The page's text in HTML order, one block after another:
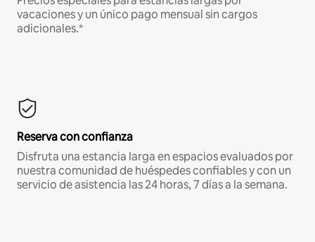
vacaciones y un único pago mensual sin cargos
adicionales.*
Reserva con confianza
Disfruta una estancia larga en espacios evaluados por
nuestra comunidad de huéspedes confiables y con un
servicio de asistencia las 24 horas, 7 días a la semana.